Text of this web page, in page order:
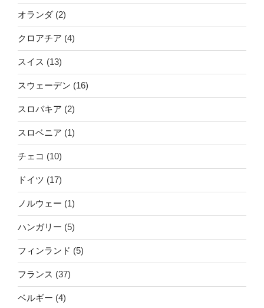
オランダ (2)
クロアチア (4)
スイス (13)
スウェーデン (16)
スロバキア (2)
スロベニア (1)
チェコ (10)
ドイツ (17)
ノルウェー (1)
ハンガリー (5)
フィンランド (5)
フランス (37)
ベルギー (4)